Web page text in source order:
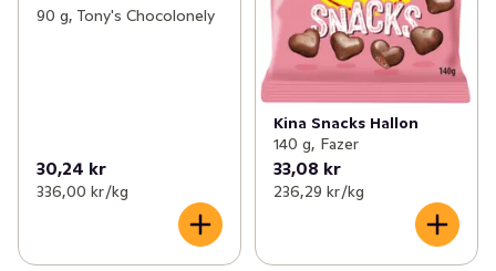
90 g, Tony's Chocolonely
30,24 kr
336,00 kr /kg
Kina Snacks Hallon
140 g, Fazer
33,08 kr
236,29 kr /kg